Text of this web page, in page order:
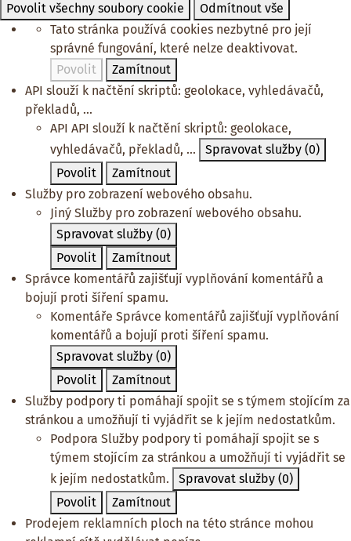
Povolit všechny soubory cookie
Odmítnout vše
Tato stránka používá cookies nezbytné pro její
správné fungování, které nelze deaktivovat.
Povolit
Zamítnout
API slouží k načtění skriptů: geolokace, vyhledávačů,
překladů, ...
API API slouží k načtění skriptů: geolokace,
vyhledávačů, překladů, ...
Spravovat služby (0)
Povolit
Zamítnout
Služby pro zobrazení webového obsahu.
Jiný Služby pro zobrazení webového obsahu.
Spravovat služby (0)
Povolit
Zamítnout
Správce komentářů zajišťují vyplňování komentářů a
bojují proti šíření spamu.
Komentáře Správce komentářů zajišťují vyplňování
komentářů a bojují proti šíření spamu.
Spravovat služby (0)
Povolit
Zamítnout
Služby podpory ti pomáhají spojit se s týmem stojícím za
stránkou a umožňují ti vyjádřit se k jejím nedostatkům.
Podpora Služby podpory ti pomáhají spojit se s
týmem stojícím za stránkou a umožňují ti vyjádřit se
k jejím nedostatkům.
Spravovat služby (0)
Povolit
Zamítnout
Prodejem reklamních ploch na této stránce mohou